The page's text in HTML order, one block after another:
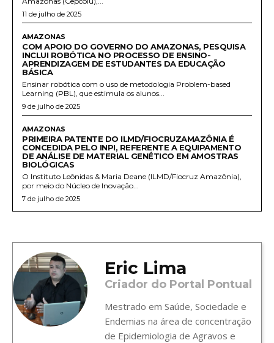
11 de julho de 2025
AMAZONAS
COM APOIO DO GOVERNO DO AMAZONAS, PESQUISA
INCLUI ROBÓTICA NO PROCESSO DE ENSINO-
APRENDIZAGEM DE ESTUDANTES DA EDUCAÇÃO
BÁSICA
Ensinar robótica com o uso de metodologia Problem-based
Learning (PBL), que estimula os alunos...
9 de julho de 2025
AMAZONAS
PRIMEIRA PATENTE DO ILMD/FIOCRUZAMAZÔNIA É
CONCEDIDA PELO INPI, REFERENTE A EQUIPAMENTO
DE ANÁLISE DE MATERIAL GENÉTICO EM AMOSTRAS
BIOLÓGICAS
O Instituto Leônidas & Maria Deane (ILMD/Fiocruz Amazônia),
por meio do Núcleo de Inovação...
7 de julho de 2025
Eric Lima
Criador do Portal Pontual
Mestrado em Saúde, Sociedade e
Endemias na área de concentração
de Epidemiologia de Agravos e